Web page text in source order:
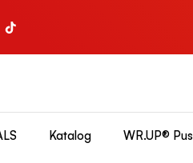
TikTok
Katalog WR.UP®